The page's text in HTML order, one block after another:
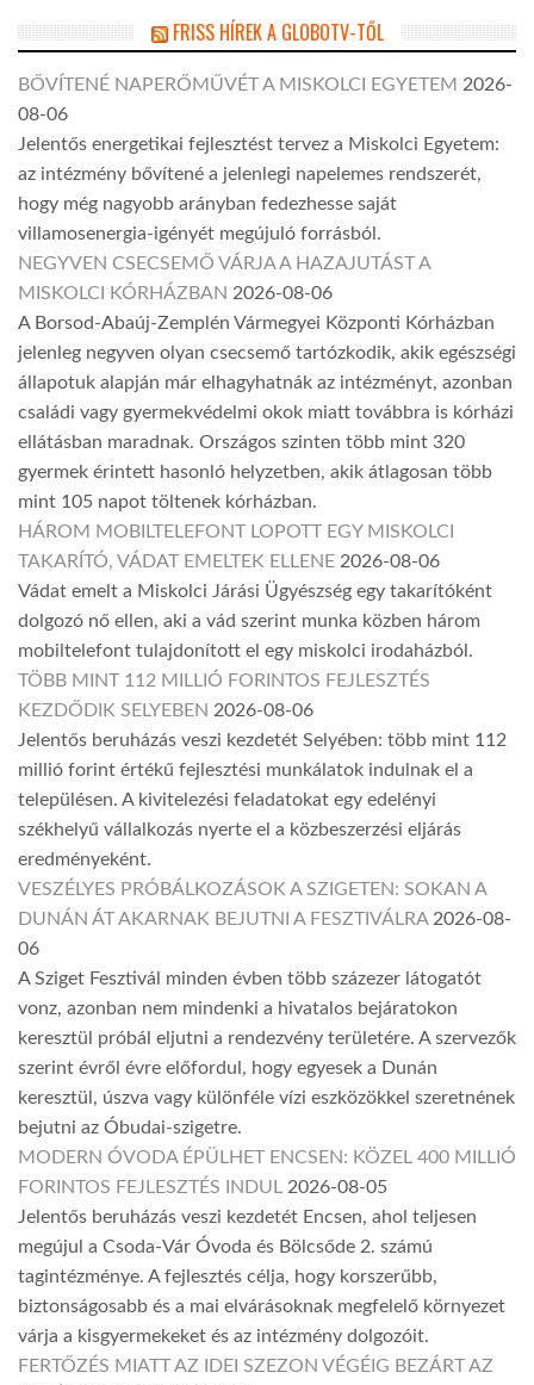
FRISS HÍREK A GLOBOTV-TŐL
BŐVÍTENÉ NAPERŐMŰVÉT A MISKOLCI EGYETEM 2026-
08-06
Jelentős energetikai fejlesztést tervez a Miskolci Egyetem:
az intézmény bővítené a jelenlegi napelemes rendszerét,
hogy még nagyobb arányban fedezhesse saját
villamosenergia-igényét megújuló forrásból.
NEGYVEN CSECSEMŐ VÁRJA A HAZAJUTÁST A
MISKOLCI KÓRHÁZBAN 2026-08-06
A Borsod-Abaúj-Zemplén Vármegyei Központi Kórházban
jelenleg negyven olyan csecsemő tartózkodik, akik egészségi
állapotuk alapján már elhagyhatnák az intézményt, azonban
családi vagy gyermekvédelmi okok miatt továbbra is kórházi
ellátásban maradnak. Országos szinten több mint 320
gyermek érintett hasonló helyzetben, akik átlagosan több
mint 105 napot töltenek kórházban.
HÁROM MOBILTELEFONT LOPOTT EGY MISKOLCI
TAKARÍTÓ, VÁDAT EMELTEK ELLENE 2026-08-06
Vádat emelt a Miskolci Járási Ügyészség egy takarítóként
dolgozó nő ellen, aki a vád szerint munka közben három
mobiltelefont tulajdonított el egy miskolci irodaházból.
TÖBB MINT 112 MILLIÓ FORINTOS FEJLESZTÉS
KEZDŐDIK SELYEBEN 2026-08-06
Jelentős beruházás veszi kezdetét Selyében: több mint 112
millió forint értékű fejlesztési munkálatok indulnak el a
településen. A kivitelezési feladatokat egy edelényi
székhelyű vállalkozás nyerte el a közbeszerzési eljárás
eredményeként.
VESZÉLYES PRÓBÁLKOZÁSOK A SZIGETEN: SOKAN A
DUNÁN ÁT AKARNAK BEJUTNI A FESZTIVÁLRA 2026-08-
06
A Sziget Fesztivál minden évben több százezer látogatót
vonz, azonban nem mindenki a hivatalos bejáratokon
keresztül próbál eljutni a rendezvény területére. A szervezők
szerint évről évre előfordul, hogy egyesek a Dunán
keresztül, úszva vagy különféle vízi eszközökkel szeretnének
bejutni az Óbudai-szigetre.
MODERN ÓVODA ÉPÜLHET ENCSEN: KÖZEL 400 MILLIÓ
FORINTOS FEJLESZTÉS INDUL 2026-08-05
Jelentős beruházás veszi kezdetét Encsen, ahol teljesen
megújul a Csoda-Vár Óvoda és Bölcsőde 2. számú
tagintézménye. A fejlesztés célja, hogy korszerűbb,
biztonságosabb és a mai elvárásoknak megfelelő környezet
várja a kisgyermekeket és az intézmény dolgozóit.
FERTŐZÉS MIATT AZ IDEI SZEZON VÉGÉIG BEZÁRT AZ